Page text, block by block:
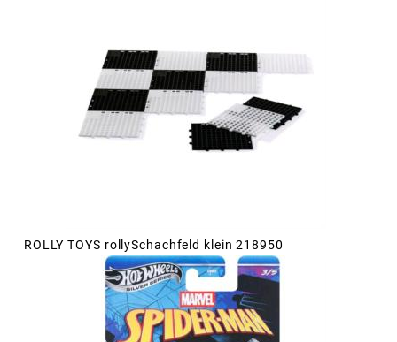
ROLLY TOYS rollySchachfeld klein 218950